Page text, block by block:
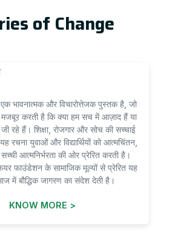
of Change
भावनात्मक और विचारोत्तेजक पुस्तक है, जो
करती है कि क्या हम सच में आज़ाद हैं या
रहे हैं। शिक्षा, रोजगार और सोच की सच्चाई
रचना युवाओं और विद्यार्थियों को आत्मचिंतन,
आत्मनिर्भरता की ओर प्रेरित करती है।
फाउंडेशन के सामाजिक मूल्यों से प्रेरित यह
में बौद्धिक जागरण का संदेश देती है।
KNOW MORE >